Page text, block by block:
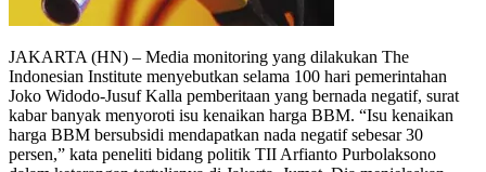
JAKARTA (HN) – Media monitoring yang dilakukan The
Indonesian Institute menyebutkan selama 100 hari pemerintahan
Joko Widodo-Jusuf Kalla pemberitaan yang bernada negatif, surat
kabar banyak menyoroti isu kenaikan harga BBM. “Isu kenaikan
harga BBM bersubsidi mendapatkan nada negatif sebesar 30
persen,” kata peneliti bidang politik TII Arfianto Purbolaksono